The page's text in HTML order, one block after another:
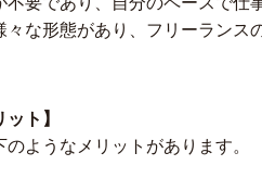
々な形態があり、フリーランス
ト】
ようなメリットがあります。